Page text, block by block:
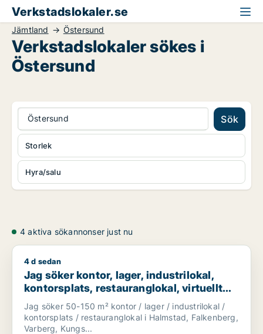
Verkstadslokaler.se
Jämtland Östersund
Verkstadslokaler sökes i
Östersund
Östersund Sök
Hyra/salu
Storlek
4 aktiva sökannonser just nu
Jag söker kontor, lager, industrilokal, kontorsplats,
4 d sedan
Jag söker kontor, lager, industrilokal,
kontorsplats, restauranglokal, virtuellt
kontor, showroom eller fastighetsmark
för uthyrning i Halmstad, Falkenberg eller
Varberg m.fl.
Jag söker 50-150 m² kontor / lager / industrilokal /
kontorsplats / restauranglokal i Halmstad, Falkenberg,
Varberg, Kungs...